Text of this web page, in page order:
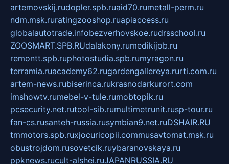
artemovskij.rudopler.spb.ruaid70.rumetall-perm.ru
ndm.msk.ruratingzooshop.ruapiaccess.ru
globalautotrade.infobezverhovskoe.rudrsschool.ru
ZOOSMART.SPB.RUdalakony.rumedikijob.ru
remontt.spb.ruphotostudia.spb.rumyragon.ru
terramia.ruacademy62.rugardengallereya.rurti.com.ru
artem-news.rubiserinca.rukrasnodarkurort.com
imshowtv.rumebel-v-tule.rumobtopik.ru
pcsecurity.net.rutool-sib.rumultimetrunit.rusp-tour.ru
fan-cs.rusanteh-russia.rusymbian9.net.ruDSHAIR.RU
tmmotors.spb.ruxjocuricopii.commusavtomat.msk.ru
obustrojdom.rusovetcik.ruybaranovskaya.ru
ppknews.rucult-alshei.ruJAPANRUSSIA.RU